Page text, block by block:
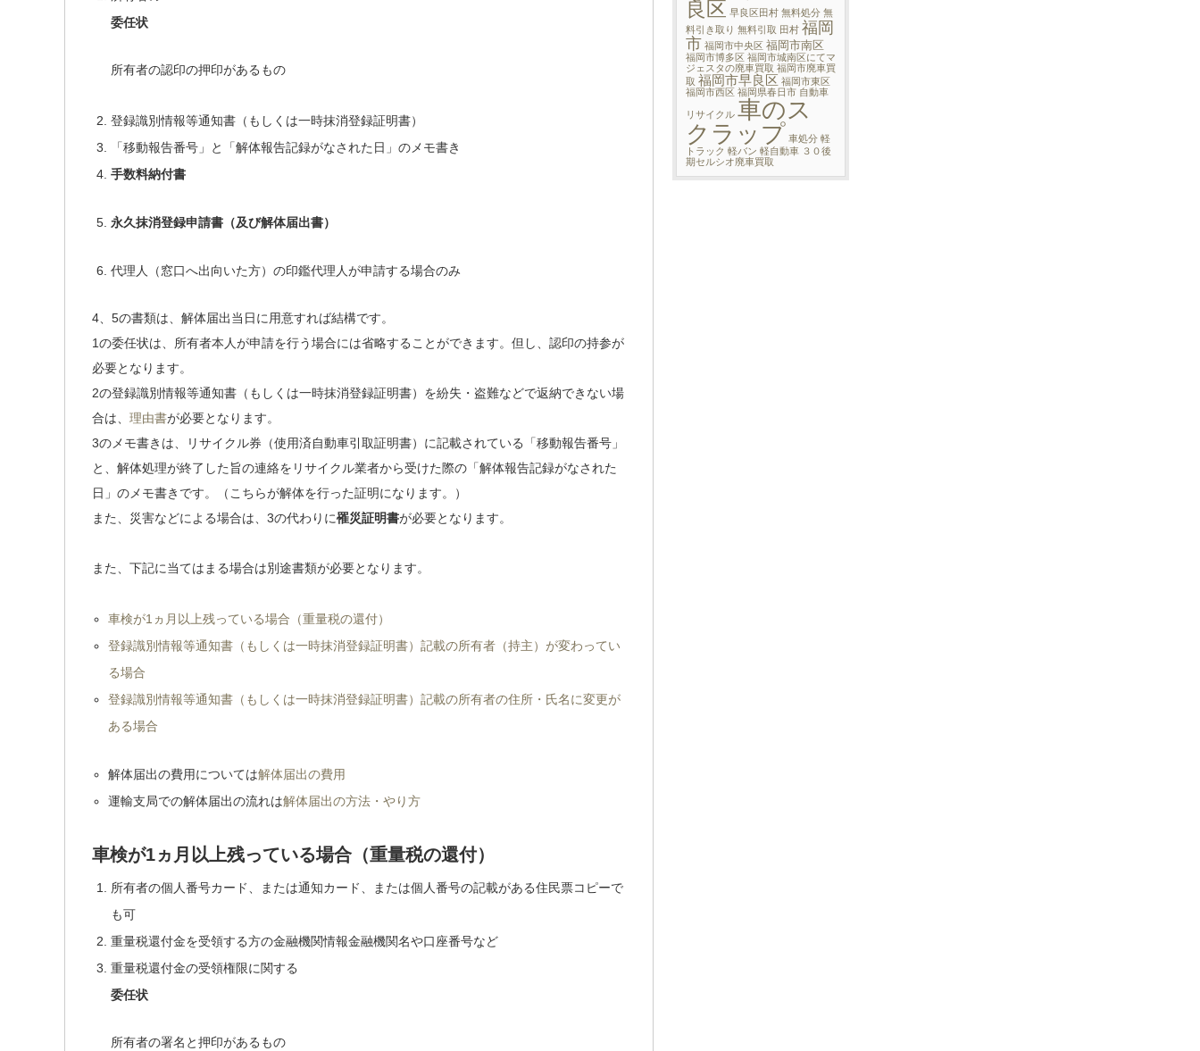
委任状
所有者の認印の押印があるもの
登録識別情報等通知書（もしくは一時抹消登録証明書）
「移動報告番号」と「解体報告記録がなされた日」のメモ書き
手数料納付書
永久抹消登録申請書（及び解体届出書）
代理人（窓口へ出向いた方）の印鑑代理人が申請する場合のみ
4、5の書類は、解体届出当日に用意すれば結構です。
1の委任状は、所有者本人が申請を行う場合には省略することができます。但し、認印の持参が
必要となります。
2の登録識別情報等通知書（もしくは一時抹消登録証明書）を紛失・盗難などで返納できない場
合は、 理由書が必要となります。
3のメモ書きは、リサイクル券（使用済自動車引取証明書）に記載されている「移動報告番号」
と、解体処理が終了した旨の連絡をリサイクル業者から受けた際の「解体報告記録がなされた
日」のメモ書きです。（こちらが解体を行った証明になります。）
また、災害などによる場合は、3の代わりに罹災証明書が必要となります。
また、下記に当てはまる場合は別途書類が必要となります。
車検が1ヵ月以上残っている場合（重量税の還付）
登録識別情報等通知書（もしくは一時抹消登録証明書）記載の所有者（持主）が変わってい
る場合
登録識別情報等通知書（もしくは一時抹消登録証明書）記載の所有者の住所・氏名に変更が
ある場合
解体届出の費用については解体届出の費用
運輸支局での解体届出の流れは解体届出の方法・やり方
車検が1ヵ月以上残っている場合（重量税の還付）
所有者の個人番号カード、または通知カード、または個人番号の記載がある住民票コピーで
も可
重量税還付金を受領する方の金融機関情報金融機関名や口座番号など
重量税還付金の受領権限に関する
委任状
所有者の署名と押印があるもの
良区 早良区田村 無料処分 無
料引き取り 無料引取 田村 福岡
市 福岡市中央区 福岡市南区
福岡市博多区 福岡市城南区にてマ
ジェスタの廃車買取 福岡市廃車買
取 福岡市早良区 福岡市東区
福岡市西区 福岡県春日市 自動車
リサイクル 車のス
クラップ 車処分 軽
トラック 軽バン 軽自動車 ３０後
期セルシオ廃車買取